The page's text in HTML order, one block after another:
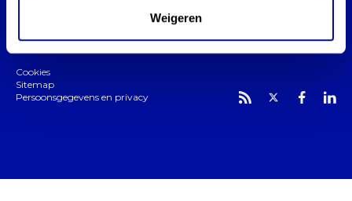
Weigeren
Cookies
Sitemap
Persoonsgegevens en privacy